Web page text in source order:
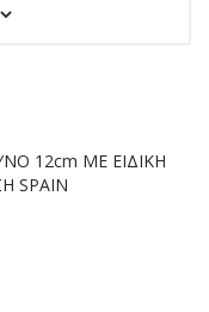
12cm ΜΕ ΕΙΔΙΚΗ
SPAIN